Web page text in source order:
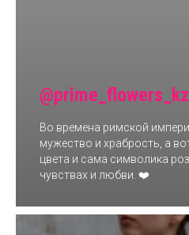
@prime_flowers_kz
Во времена римской
мужество и храбрость, а
цвета и сама символика
чувствах и любви. ❤️